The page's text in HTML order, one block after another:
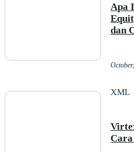
Apa
dan
XML